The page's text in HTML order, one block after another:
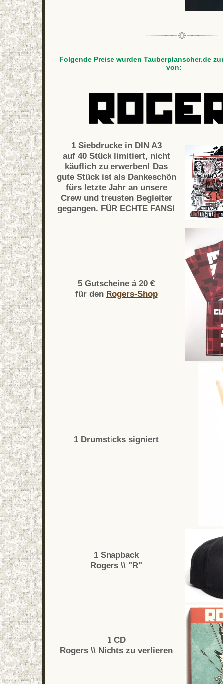
Folgende Preise wurden Tauberplanscher.de
von:
1 Siebdrucke in DIN A3
auf 40 Stück limitiert, nicht
käuflich zu erwerben! Das
gute Stück ist als Dankeschön
fürs letzte Jahr an unsere
Crew und treusten Begleiter
gegangen. FÜR ECHTE FANS!
5 Gutscheine á 20 €
für den Rogers-Shop
1 Drumsticks signiert
1 Snapback
Rogers \\ "R"
1 CD
Rogers \\ Nichts zu verlieren